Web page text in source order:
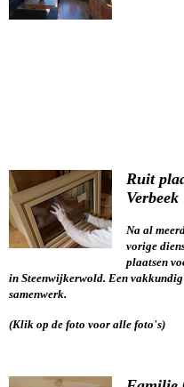
Ruit
Verbeek
Na al
vorige
plaatsen
in Steenwijkerwold. Een
samenwerk.
(Klik op de foto voor alle foto's)